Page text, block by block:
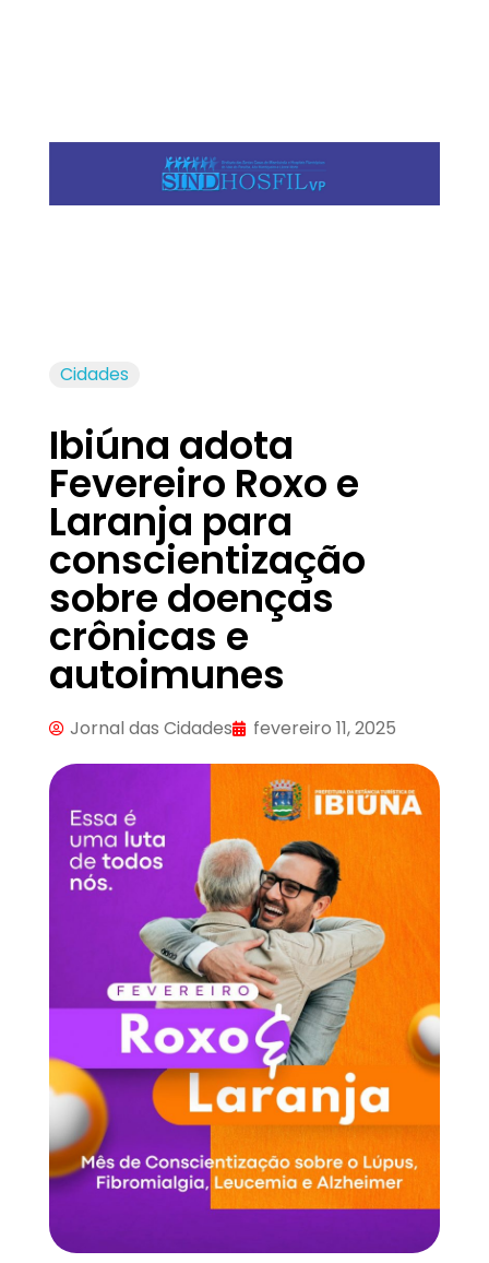
Cidades
Ibiúna adota
Fevereiro Roxo e
Laranja para
conscientização
sobre doenças
crônicas e
autoimunes
Jornal das Cidades fevereiro 11, 2025